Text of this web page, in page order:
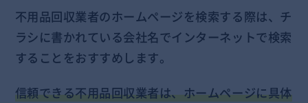
不用品回収業者のホームページを検索する際は、チ
ラシに書かれている会社名でインターネットで検索
することをおすすめします。
信頼できる不用品回収業者は、ホームページに具体